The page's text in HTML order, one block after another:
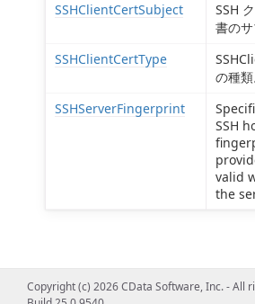
SSHClientCertSubject
SSH
書のサ
SSHClientCertType
の種類
SSHServerFingerprint
SSH
valid
the
Copyright (c) 2026 CData Software, Inc. - All